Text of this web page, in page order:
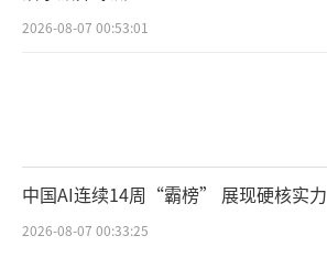
2026-08-07 00:53:01
中国AI连续14周“霸榜” 展现硬核实力
2026-08-07 00:33:25